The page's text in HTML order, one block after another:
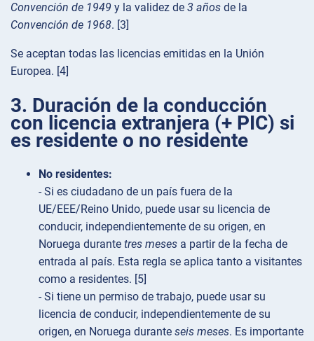
Convención de 1949 y la validez de 3 años de la
Convención de 1968. [3]
Se aceptan todas las licencias emitidas en la Unión
Europea. [4]
3. Duración de la conducción
con licencia extranjera (+ PIC) si
es residente o no residente
No residentes:
- Si es ciudadano de un país fuera de la
UE/EEE/Reino Unido, puede usar su licencia de
conducir, independientemente de su origen, en
Noruega durante tres meses a partir de la fecha de
entrada al país. Esta regla se aplica tanto a visitantes
como a residentes. [5]
- Si tiene un permiso de trabajo, puede usar su
licencia de conducir, independientemente de su
origen, en Noruega durante seis meses. Es importante